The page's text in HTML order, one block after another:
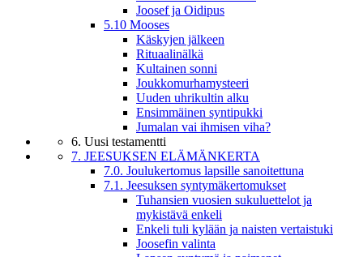
Joosef ja Oidipus
5.10 Mooses
Käskyjen jälkeen
Rituaalinälkä
Kultainen sonni
Joukkomurhamysteeri
Uuden uhrikultin alku
Ensimmäinen syntipukki
Jumalan vai ihmisen viha?
6. Uusi testamentti
7. JEESUKSEN ELÄMÄNKERTA
7.0. Joulukertomus lapsille sanoitettuna
7.1. Jeesuksen syntymäkertomukset
Tuhansien vuosien sukuluettelot ja
mykistävä enkeli
Enkeli tuli kylään ja naisten vertaistuki
Joosefin valinta